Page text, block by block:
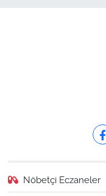
Nöbetçi Eczaneler